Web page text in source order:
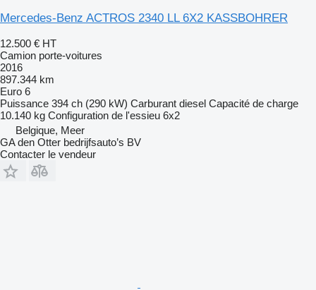
Mercedes-Benz ACTROS 2340 LL 6X2 KASSBOHRER
12.500 € HT
Camion porte-voitures
2016
897.344 km
Euro 6
Puissance 394 ch (290 kW) Carburant diesel Capacité de charge
10.140 kg Configuration de l'essieu 6x2
Belgique, Meer
GA den Otter bedrijfsauto’s BV
Contacter le vendeur